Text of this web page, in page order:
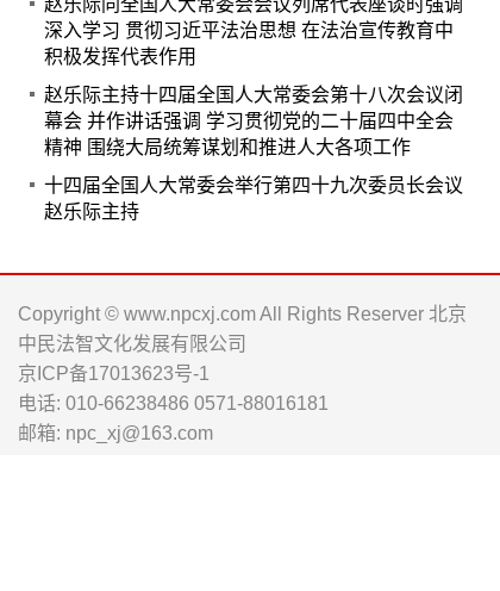
赵乐际同全国人大常委会会议列席代表座谈时强调
深入学习 贯彻习近平法治思想 在法治宣传教育中
积极发挥代表作用
赵乐际主持十四届全国人大常委会第十八次会议闭
幕会 并作讲话强调 学习贯彻党的二十届四中全会
精神 围绕大局统筹谋划和推进人大各项工作
十四届全国人大常委会举行第四十九次委员长会议
赵乐际主持
Copyright © www.npcxj.com All Rights Reserver 北京
中民法智文化发展有限公司
京ICP备17013623号-1
电话: 010-66238486 0571-88016181
邮箱: npc_xj@163.com